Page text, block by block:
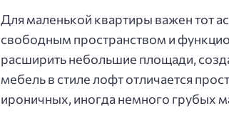
Для маленькой квартиры важен тот
свободным пространством и
расширить небольшие площади,
мебель в стиле лофт отличается
ироничных, иногда немного грубых